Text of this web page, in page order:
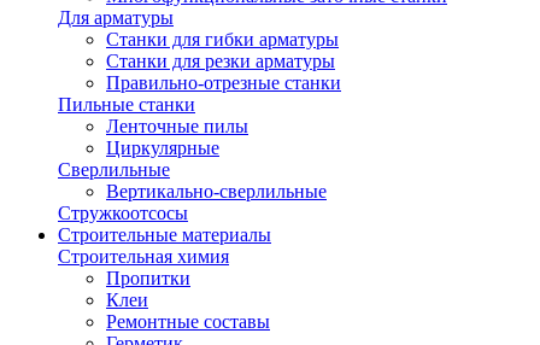
Для арматуры
Станки для гибки арматуры
Станки для резки арматуры
Правильно-отрезные станки
Пильные станки
Ленточные пилы
Циркулярные
Сверлильные
Вертикально-сверлильные
Стружкоотсосы
Строительные материалы
Строительная химия
Пропитки
Клеи
Ремонтные составы